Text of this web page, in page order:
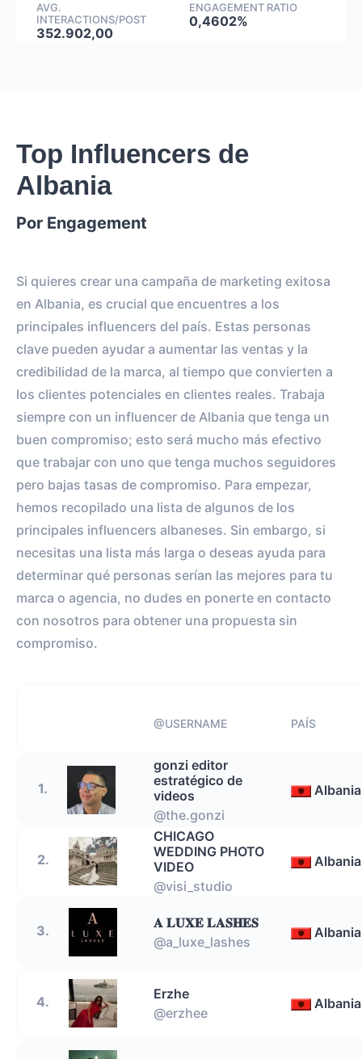
AVG.
INTERACTIONS/POST
352.902,00
ENGAGEMENT RATIO
0,4602%
Top Influencers de
Albania
Por Engagement
Si quieres crear una campaña de marketing exitosa
en Albania, es crucial que encuentres a los
principales influencers del país. Estas personas
clave pueden ayudar a aumentar las ventas y la
credibilidad de la marca, al tiempo que convierten a
los clientes potenciales en clientes reales. Trabaja
siempre con un influencer de Albania que tenga un
buen compromiso; esto será mucho más efectivo
que trabajar con uno que tenga muchos seguidores
pero bajas tasas de compromiso. Para empezar,
hemos recopilado una lista de algunos de los
principales influencers albaneses. Sin embargo, si
necesitas una lista más larga o deseas ayuda para
determinar qué personas serían las mejores para tu
marca o agencia, no dudes en ponerte en contacto
con nosotros para obtener una propuesta sin
compromiso.
@USERNAME PAÍS
1.
gonzi editor
estratégico de
videos
@the.gonzi
Albania
2.
CHICAGO
WEDDING PHOTO
VIDEO
@visi_studio
Albania
3.
𝐀 𝐋𝐔𝐗𝐄 𝐋𝐀𝐒𝐇𝐄𝐒
@a_luxe_lashes
Albania
4.
Erzhe
@erzhee
Albania